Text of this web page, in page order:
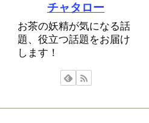
チャタロー
お茶の妖精が気になる話
題、役立つ話題をお届け
します！